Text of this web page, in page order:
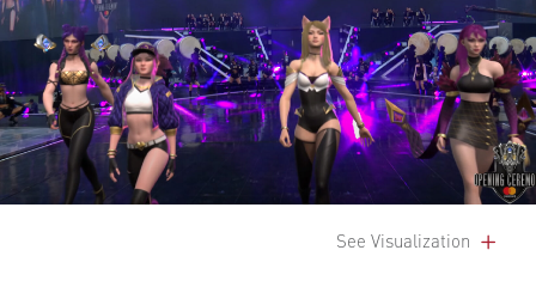
See Visualization